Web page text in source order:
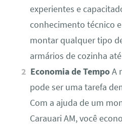
experientes e
conhecimento técnico
montar qualquer tipo
armários de cozinha
Economia de TempoA
pode ser uma tarefa
Com a ajuda de um
Carauari AM, você